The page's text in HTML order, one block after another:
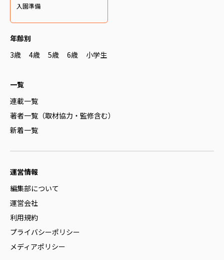
入園準備
年齢別
3歳
4歳 5歳 6歳 小学生
一覧
連載一覧
著者一覧（取材協力・監修含む）
新着一覧
運営情報
編集部について
運営会社
利用規約
プライバシーポリシー
メディアポリシー